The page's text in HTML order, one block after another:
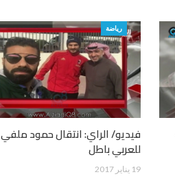
رياضة
فيديو/ الراي: انتقال حمود ملفي
للعربي باطل
19 يناير 2017